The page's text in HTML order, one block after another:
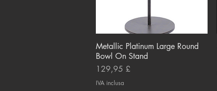
Vista rapida
Metallic Platinum Large Round
Bowl On Stand
Prezzo
129,95 £
IVA inclusa